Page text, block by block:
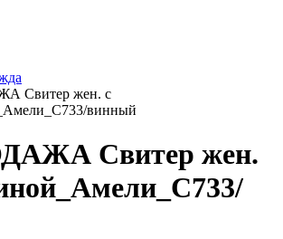
Свитер жен. с
винный
Свитер жен.